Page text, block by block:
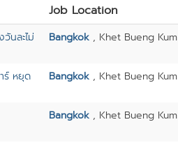
Job Location
นละไม่
Bangkok , Khet Bueng Kum
ร์ หยุด
Bangkok , Khet Bueng Kum
Bangkok , Khet Bueng Kum